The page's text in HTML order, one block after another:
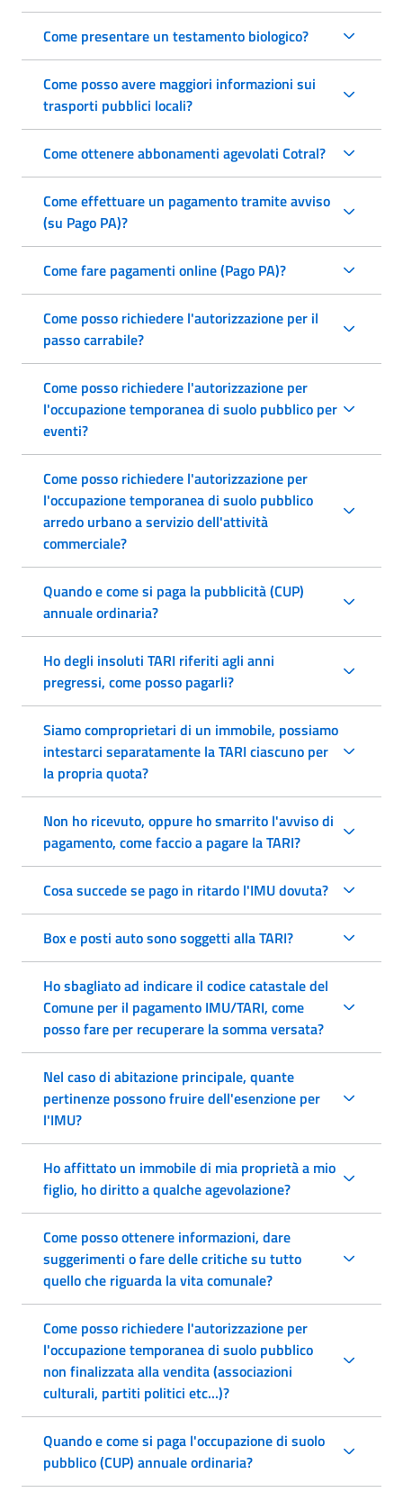
Come presentare un testamento biologico?
Come posso avere maggiori informazioni sui
trasporti pubblici locali?
Come ottenere abbonamenti agevolati Cotral?
Come effettuare un pagamento tramite avviso
(su Pago PA)?
Come fare pagamenti online (Pago PA)?
Come posso richiedere l'autorizzazione per il
passo carrabile?
Come posso richiedere l'autorizzazione per
l'occupazione temporanea di suolo pubblico per
eventi?
Come posso richiedere l'autorizzazione per
l'occupazione temporanea di suolo pubblico
arredo urbano a servizio dell'attività
commerciale?
Quando e come si paga la pubblicità (CUP)
annuale ordinaria?
Ho degli insoluti TARI riferiti agli anni
pregressi, come posso pagarli?
Siamo comproprietari di un immobile, possiamo
intestarci separatamente la TARI ciascuno per
la propria quota?
Non ho ricevuto, oppure ho smarrito l'avviso di
pagamento, come faccio a pagare la TARI?
Cosa succede se pago in ritardo l'IMU dovuta?
Box e posti auto sono soggetti alla TARI?
Ho sbagliato ad indicare il codice catastale del
Comune per il pagamento IMU/TARI, come
posso fare per recuperare la somma versata?
Nel caso di abitazione principale, quante
pertinenze possono fruire dell'esenzione per
l'IMU?
Ho affittato un immobile di mia proprietà a mio
figlio, ho diritto a qualche agevolazione?
Come posso ottenere informazioni, dare
suggerimenti o fare delle critiche su tutto
quello che riguarda la vita comunale?
Come posso richiedere l'autorizzazione per
l'occupazione temporanea di suolo pubblico
non finalizzata alla vendita (associazioni
culturali, partiti politici etc...)?
Quando e come si paga l'occupazione di suolo
pubblico (CUP) annuale ordinaria?